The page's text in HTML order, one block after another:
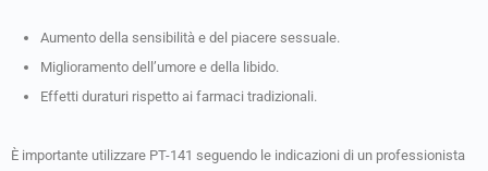
Aumento della sensibilità e del piacere sessuale.
Miglioramento dell’umore e della libido.
Effetti duraturi rispetto ai farmaci tradizionali.
È importante utilizzare PT-141 seguendo le indicazioni di un professionista